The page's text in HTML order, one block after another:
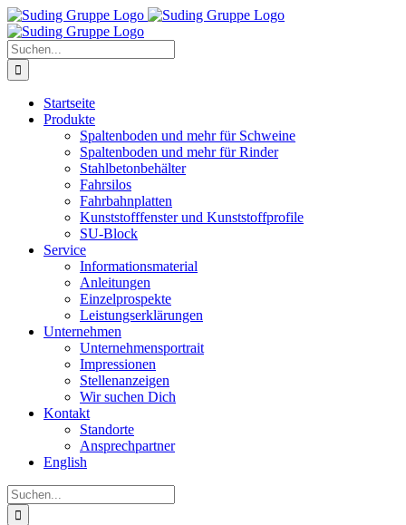
Zum
Inhalt
springen
Suche
nach:
Startseite
Produkte
Spaltenboden und mehr für Schweine
Spaltenboden und mehr für Rinder
Stahlbetonbehälter
Fahrsilos
Fahrbahnplatten
Kunststofffenster und Kunststoffprofile
SU-Block
Service
Informationsmaterial
Anleitungen
Einzelprospekte
Leistungserklärungen
Unternehmen
Unternehmensportrait
Impressionen
Stellenanzeigen
Wir suchen Dich
Kontakt
Standorte
Ansprechpartner
English
Suche
nach: